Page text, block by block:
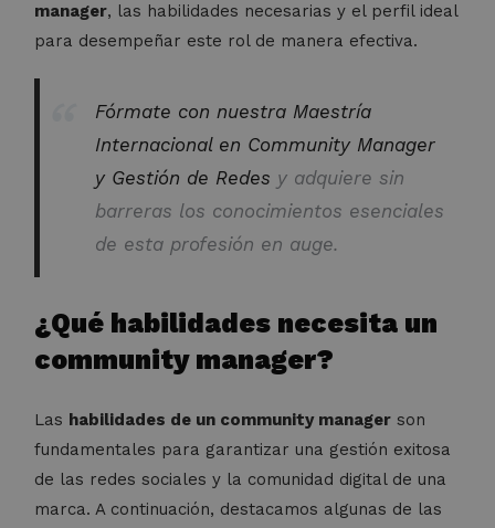
manager, las habilidades necesarias y el perfil ideal
para desempeñar este rol de manera efectiva.
Fórmate con nuestra Maestría
Internacional en Community Manager
y Gestión de Redes y adquiere sin
barreras los conocimientos esenciales
de esta profesión en auge.
¿Qué habilidades necesita un
community manager?
Las habilidades de un community manager son
fundamentales para garantizar una gestión exitosa
de las redes sociales y la comunidad digital de una
marca. A continuación, destacamos algunas de las